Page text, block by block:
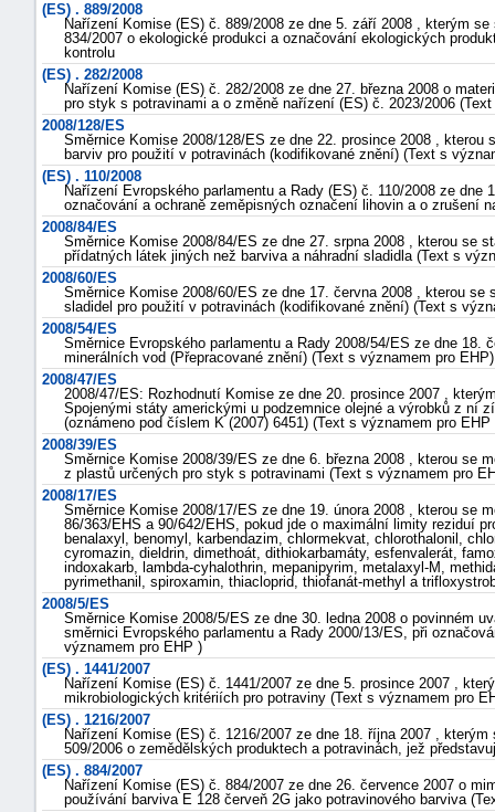
(ES) . 889/2008
Nařízení Komise (ES) č. 889/2008 ze dne 5. září 2008 , kterým
834/2007 o ekologické produkci a označování ekologických
kontrolu
(ES) . 282/2008
Nařízení Komise (ES) č. 282/2008 ze dne 27. března 2008 o
pro styk s potravinami a o změně nařízení (ES) č. 2023/2006
2008/128/ES
Směrnice Komise 2008/128/ES ze dne 22. prosince 2008 ,
barviv pro použití v potravinách (kodifikované znění) (Text s
(ES) . 110/2008
Nařízení Evropského parlamentu a Rady (ES) č. 110/2008 ze dne
označování a ochraně zeměpisných označení lihovin a o zrušení
2008/84/ES
Směrnice Komise 2008/84/ES ze dne 27. srpna 2008 , kterou se
přídatných látek jiných než barviva a náhradní sladidla (Text s
2008/60/ES
Směrnice Komise 2008/60/ES ze dne 17. června 2008 , kterou
sladidel pro použití v potravinách (kodifikované znění) (Text s
2008/54/ES
Směrnice Evropského parlamentu a Rady 2008/54/ES ze dne 18.
minerálních vod (Přepracované znění) (Text s významem pro EHP)
2008/47/ES
2008/47/ES: Rozhodnutí Komise ze dne 20. prosince 2007 ,
Spojenými státy americkými u podzemnice olejné a výrobků z ní
(oznámeno pod číslem K (2007) 6451) (Text s významem pro EHP
2008/39/ES
Směrnice Komise 2008/39/ES ze dne 6. března 2008 , kterou se
z plastů určených pro styk s potravinami (Text s významem pro
2008/17/ES
Směrnice Komise 2008/17/ES ze dne 19. února 2008 , kterou se
86/363/EHS a 90/642/EHS, pokud jde o maximální limity reziduí
benalaxyl, benomyl, karbendazim, chlormekvat, chlorothalonil,
cyromazin, dieldrin, dimethoát, dithiokarbamáty, esfenvalerát,
indoxakarb, lambda-cyhalothrin, mepanipyrim, metalaxyl-M,
pyrimethanil, spiroxamin, thiacloprid, thiofanát-methyl a
2008/5/ES
Směrnice Komise 2008/5/ES ze dne 30. ledna 2008 o povinném
směrnici Evropského parlamentu a Rady 2000/13/ES, při
významem pro EHP )
(ES) . 1441/2007
Nařízení Komise (ES) č. 1441/2007 ze dne 5. prosince 2007 ,
mikrobiologických kritériích pro potraviny (Text s významem pro
(ES) . 1216/2007
Nařízení Komise (ES) č. 1216/2007 ze dne 18. října 2007 ,
509/2006 o zemědělských produktech a potravinách, jež
(ES) . 884/2007
Nařízení Komise (ES) č. 884/2007 ze dne 26. července 2007 o
používání barviva E 128 červeň 2G jako potravinového barviva